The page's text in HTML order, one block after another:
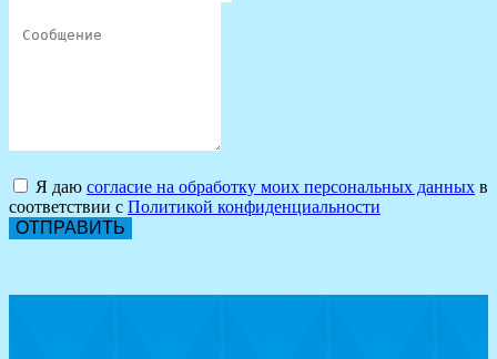
Я даю согласие на обработку моих персональных данных в
соответствии с Политикой конфиденциальности
ОТПРАВИТЬ